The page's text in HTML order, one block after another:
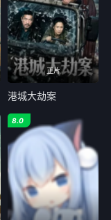
正片
港城大劫案
8.0